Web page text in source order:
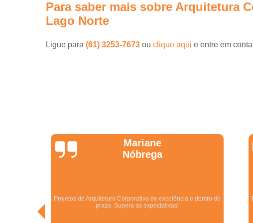
Para saber mais sobre Arquitetura
Lago Norte
Ligue para (61) 3253-7673 ou clique aqui e entre em
Jonathas
Araújo
Excelentes. São especialistas no que fazem! Melhor empresa
do ramo no Centro Oeste.